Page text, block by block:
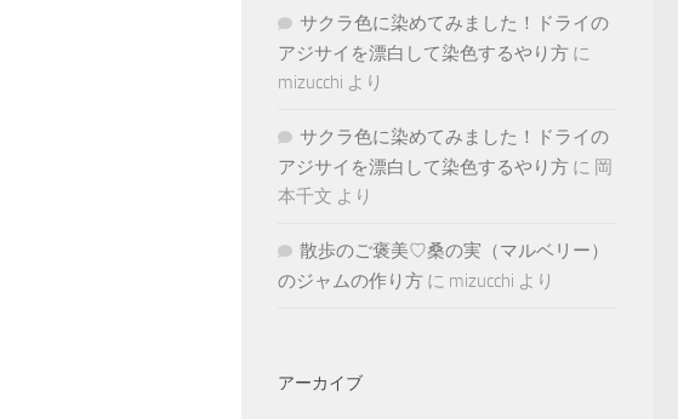
サクラ色に染めてみました！ドライの
アジサイを漂白して染色するやり方 に
mizucchi より
サクラ色に染めてみました！ドライの
アジサイを漂白して染色するやり方 に 岡
本千文 より
散歩のご褒美♡桑の実（マルベリー）
のジャムの作り方 に mizucchi より
アーカイブ